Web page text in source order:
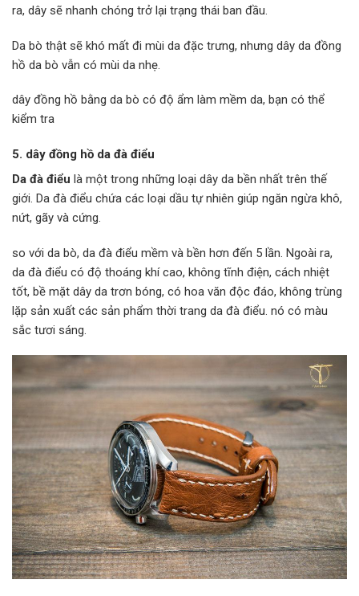
ra, dây sẽ nhanh chóng trở lại trạng thái ban đầu.
Da bò thật sẽ khó mất đi mùi da đặc trưng, ​​nhưng dây da đồng
hồ da bò vẫn có mùi da nhẹ.
dây đồng hồ bằng da bò có độ ẩm làm mềm da, bạn có thể
kiểm tra
5. dây đồng hồ da đà điểu
Da đà điểu là một trong những loại dây da bền nhất trên thế
giới. Da đà điểu chứa các loại dầu tự nhiên giúp ngăn ngừa khô,
nứt, gãy và cứng.
so với da bò, da đà điểu mềm và bền hơn đến 5 lần. Ngoài ra,
da đà điểu có độ thoáng khí cao, không tĩnh điện, cách nhiệt
tốt, bề mặt dây da trơn bóng, có hoa văn độc đáo, không trùng
lặp sản xuất các sản phẩm thời trang da đà điểu. nó có màu
sắc tươi sáng.